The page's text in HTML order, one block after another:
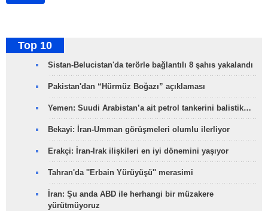
Top 10
Sistan-Belucistan'da terörle bağlantılı 8 şahıs yakalandı
Pakistan'dan “Hürmüz Boğazı” açıklaması
Yemen: Suudi Arabistan’a ait petrol tankerini balistik…
Bekayi: İran-Umman görüşmeleri olumlu ilerliyor
Erakçi: İran-Irak ilişkileri en iyi dönemini yaşıyor
Tahran'da ''Erbain Yürüyüşü'' merasimi
İran: Şu anda ABD ile herhangi bir müzakere
yürütmüyoruz